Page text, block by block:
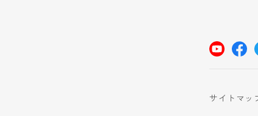
サイトマッ